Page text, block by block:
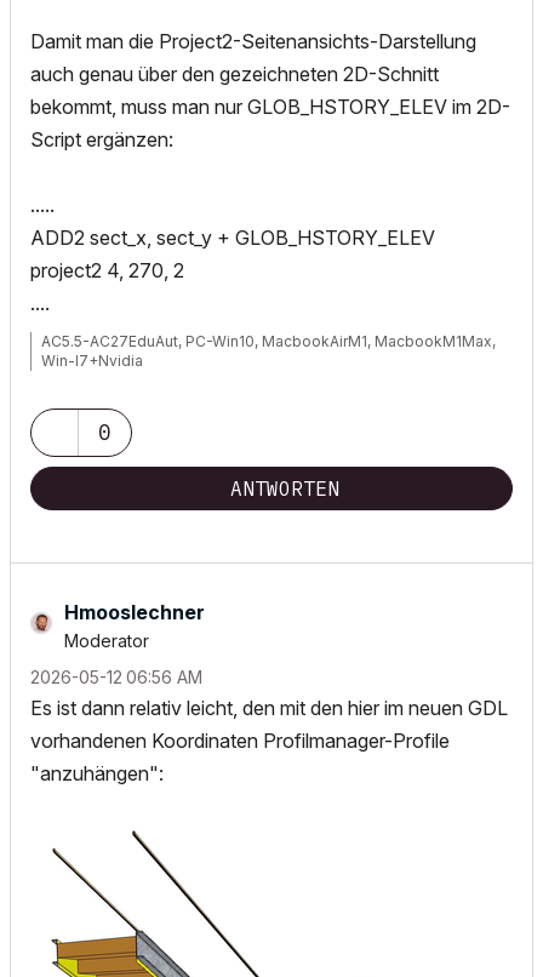
Damit man die Project2-Seitenansichts-Darstellung
auch genau über den gezeichneten 2D-Schnitt
bekommt, muss man nur GLOB_HSTORY_ELEV im 2D-
Script ergänzen:
.....
ADD2 sect_x, sect_y + GLOB_HSTORY_ELEV
project2 4, 270, 2
....
AC5.5-AC27EduAut, PC-Win10, MacbookAirM1, MacbookM1Max,
Win-I7+Nvidia
0
ANTWORTEN
Hmooslechner
Moderator
‎2026-05-12 06:56 AM
Es ist dann relativ leicht, den mit den hier im neuen GDL
vorhandenen Koordinaten Profilmanager-Profile
"anzuhängen":